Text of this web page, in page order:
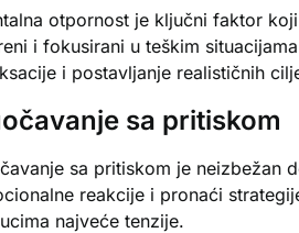
otpornost je ključni faktor
i fokusirani u teškim
i postavljanje realističnih
sa pritiskom
sa pritiskom je neizbežan
reakcije i pronaći
najveće tenzije.